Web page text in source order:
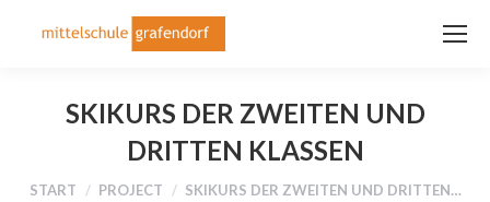
SKIKURS DER ZWEITEN UND
DRITTEN KLASSEN
Sie befinden sich hier:
START PROJECT SKIKURS DER ZWEITEN UND DRITTEN…